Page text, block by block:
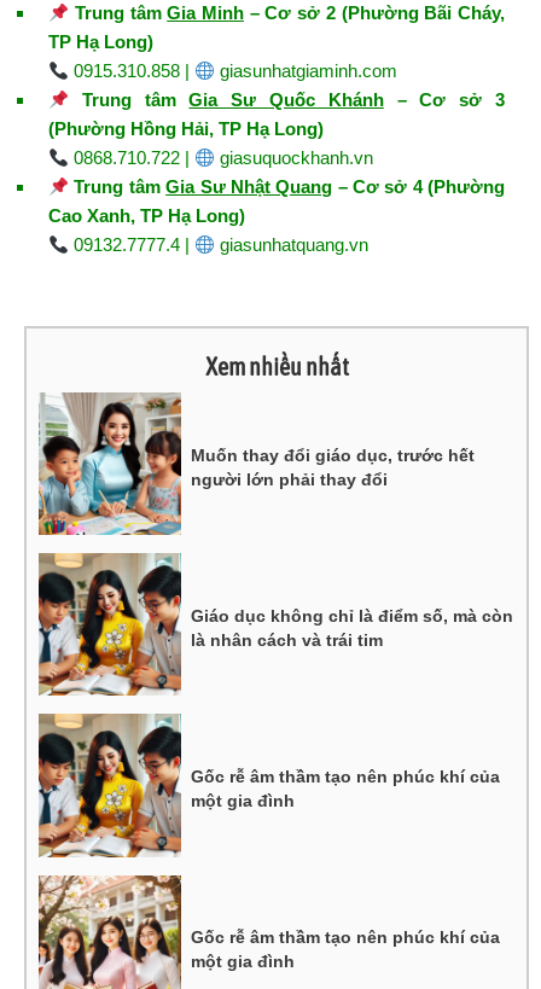
Trung tâmGia Minh– Cơ sở 2 (Phường Bãi Cháy,
TP Hạ Long)
0915.310.858 |
giasunhatgiaminh.com
Trung tâmGia Sư Quốc Khánh– Cơ sở 3
(Phường Hồng Hải, TP Hạ Long)
0868.710.722 |
giasuquockhanh.vn
Trung tâmGia Sư Nhật Quang – Cơ sở 4 (Phường
Cao Xanh, TP Hạ Long)
09132.7777.4 |
giasunhatquang.vn
Xem nhiều nhất
Muốn thay đổi giáo dục, trước hết
người lớn phải thay đổi
Giáo dục không chỉ là điểm số, mà còn
là nhân cách và trái tim
Gốc rễ âm thầm tạo nên phúc khí của
một gia đình
Gốc rễ âm thầm tạo nên phúc khí của
một gia đình